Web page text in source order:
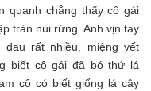
quanh chẳng thấy cô gái
tràn núi rừng. Anh vịn tay
rất nhiều, miệng vết
biết cô gái đã bó thứ lá
cô có biết giống lá cây